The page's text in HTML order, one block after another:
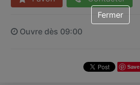
Ouvre dès 09:00
Save
Fermer